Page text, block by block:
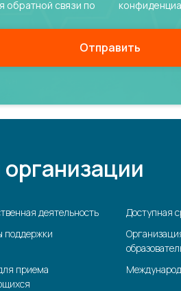
обратной связи по
Отправить
деятельность
поддержки
приема
Доступная